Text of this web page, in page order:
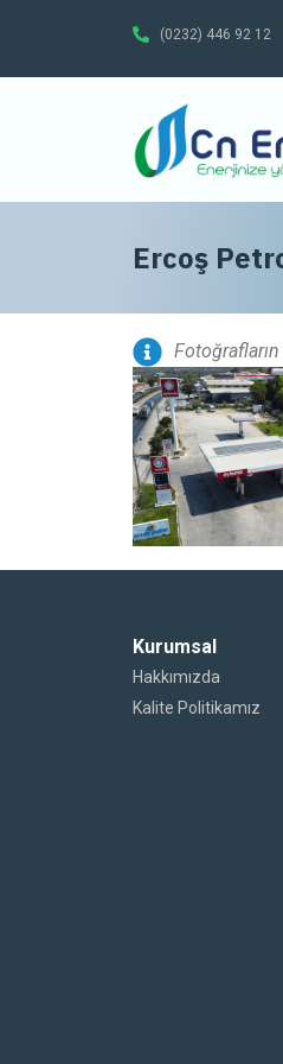
(0232) 446 92 12
Ercoş
Kurumsal
Hakkımızda
Kalite Politikamız